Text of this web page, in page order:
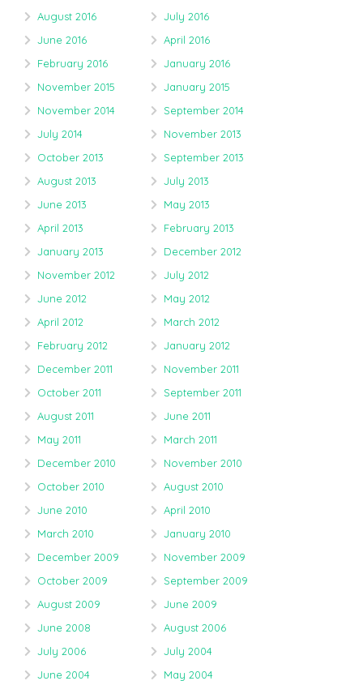
August 2016
July 2016
June 2016
April 2016
February 2016
January 2016
November 2015
January 2015
November 2014
September 2014
July 2014
November 2013
October 2013
September 2013
August 2013
July 2013
June 2013
May 2013
April 2013
February 2013
January 2013
December 2012
November 2012
July 2012
June 2012
May 2012
April 2012
March 2012
February 2012
January 2012
December 2011
November 2011
October 2011
September 2011
August 2011
June 2011
May 2011
March 2011
December 2010
November 2010
October 2010
August 2010
June 2010
April 2010
March 2010
January 2010
December 2009
November 2009
October 2009
September 2009
August 2009
June 2009
June 2008
August 2006
July 2006
July 2004
June 2004
May 2004